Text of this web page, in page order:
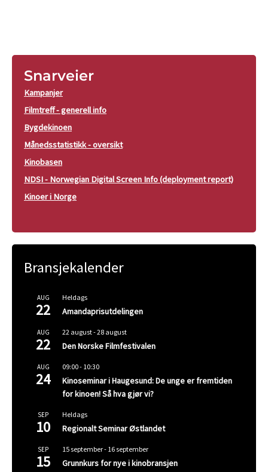
Snarveier
Kampanjer
Filmtreff - generell info
Bygdekinoen
Månedsstatistikk - oversikt
Kinobasen
NDSI - Norwegian Digital Screen Info (deployment report)
Kinoer i Norge
Bransjekalender
AUG
22
Heldags
Amandaprisutdelingen
AUG
22
22 august-28 august
Den Norske Filmfestivalen
AUG
24
09:00- 10:30
Kinoseminar i Haugesund: De unge er fremtiden
for kinoen! Så hva gjør vi?
SEP
10
Heldags
Regionalt Seminar Østlandet
SEP
15
15 september- 16 september
Grunnkurs for nye i kinobransjen